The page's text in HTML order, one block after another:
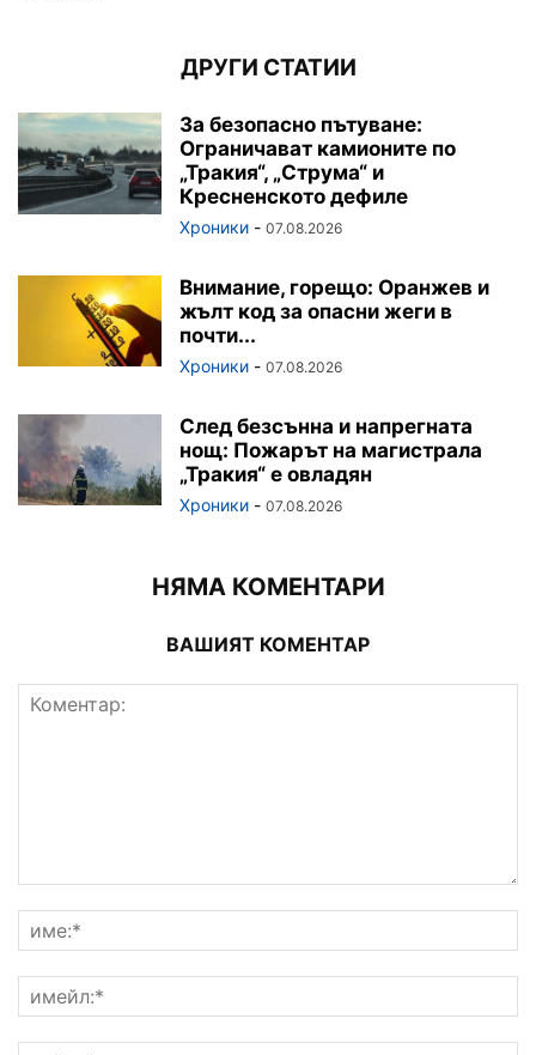
ДРУГИ СТАТИИ
За безопасно пътуване:
Ограничават камионите по
„Тракия“, „Струма“ и
Кресненското дефиле
Хроники - 07.08.2026
Внимание, горещо: Оранжев и
жълт код за опасни жеги в
почти...
Хроники - 07.08.2026
След безсънна и напрегната
нощ: Пожарът на магистрала
„Тракия“ е овладян
Хроники - 07.08.2026
НЯМА КОМЕНТАРИ
ВАШИЯТ КОМЕНТАР